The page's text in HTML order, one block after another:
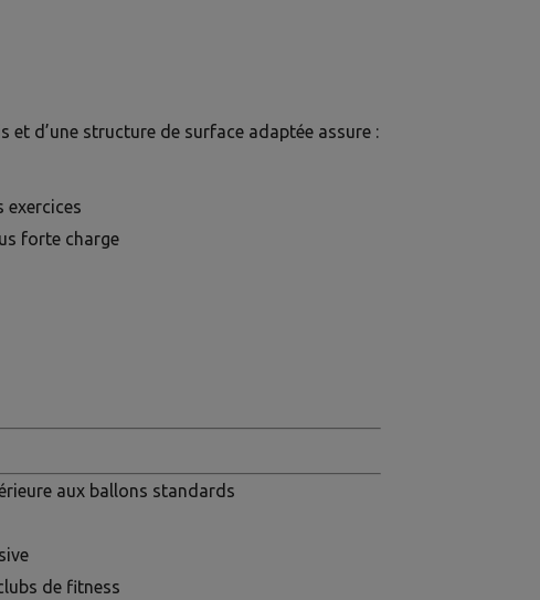
et d’une structure de surface adaptée assure :
exercices
forte charge
aux ballons standards
de fitness